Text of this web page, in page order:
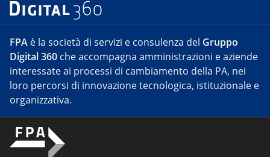
FPA è la società di servizi e consulenza del Gruppo
Digital 360 che accompagna amministrazioni e aziende
interessate ai processi di cambiamento della PA, nei
loro percorsi di innovazione tecnologica, istituzionale e
organizzativa.